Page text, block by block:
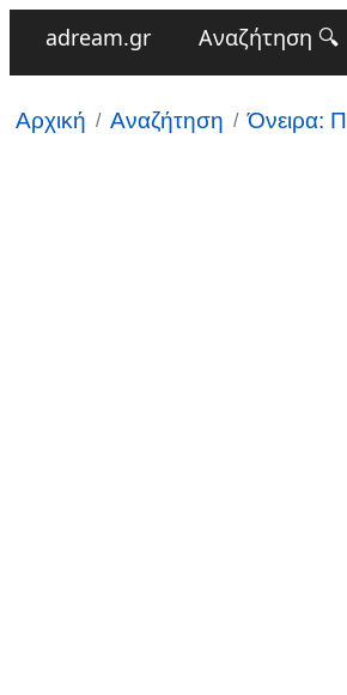
adream.gr Αναζήτηση 🔍
Αρχική Αναζήτηση Όνειρα: Π